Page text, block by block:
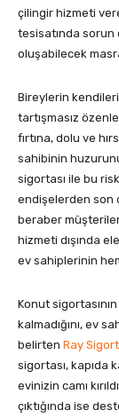
çilingir hizmeti
tesisatında sorun
oluşabilecek
Bireylerin
tartışmasız
fırtına, dolu ve
sahibinin
sigortası ile bu
endişelerden son
beraber
hizmeti dışında
ev sahiplerinin
Konut
kalmadığını, ev
belirten Ray
sigortası, kapıda
evinizin camı
çıktığında ise